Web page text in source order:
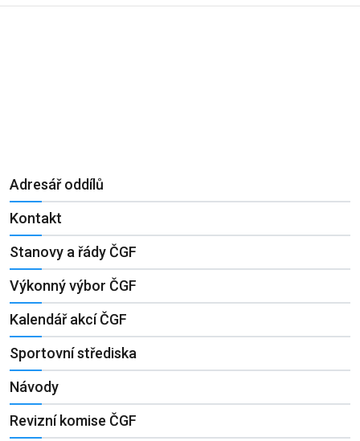
Adresář oddílů
Kontakt
Stanovy a řády ČGF
Výkonný výbor ČGF
Kalendář akcí ČGF
Sportovní střediska
Návody
Revizní komise ČGF